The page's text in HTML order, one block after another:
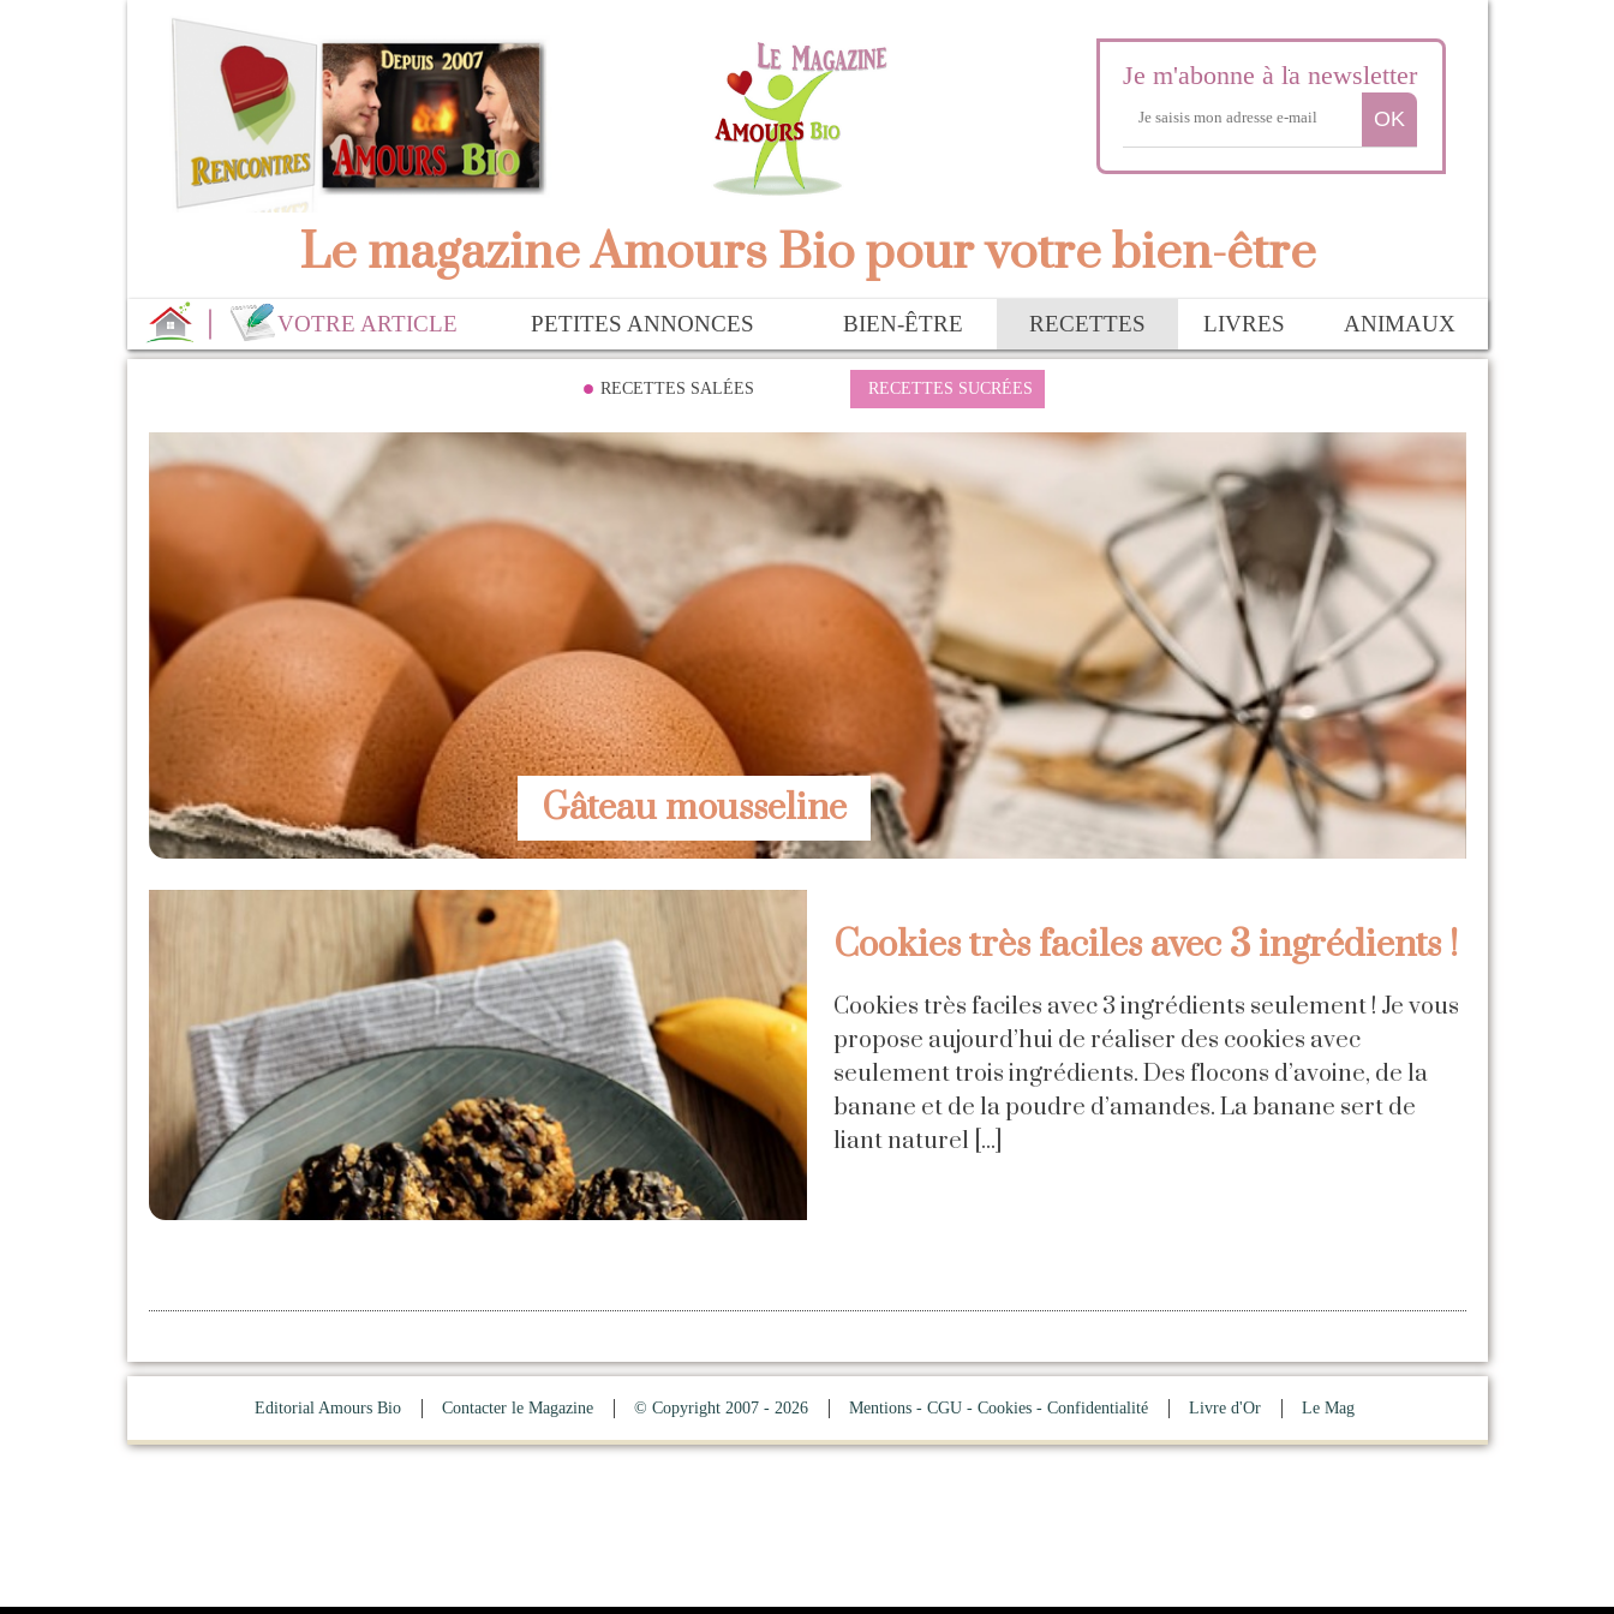
Je m'abonne à la newsletter
Le magazine Amours Bio pour votre bien-être
VOTRE ARTICLE PETITES ANNONCES BIEN-ÊTRE RECETTES LIVRES ANIMAUX
RECETTES SALÉES RECETTES SUCRÉES
Gâteau mousseline
Cookies très faciles avec 3 ingrédients !
Cookies très faciles avec 3 ingrédients seulement ! Je vous
propose aujourd’hui de réaliser des cookies avec
seulement trois ingrédients. Des flocons d’avoine, de la
banane et de la poudre d’amandes. La banane sert de
liant naturel [...]
Editorial Amours Bio Contacter le Magazine © Copyright 2007 - 2026 Mentions - CGU - Cookies - Confidentialité Livre d'Or Le Mag